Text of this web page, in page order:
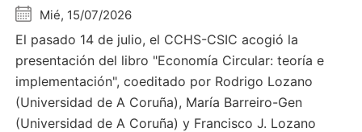
Mié, 15/07/2026
El pasado 14 de julio, el CCHS-CSIC acogió la
presentación del libro "Economía Circular: teoría e
implementación", coeditado por Rodrigo Lozano
(Universidad de A Coruña), María Barreiro-Gen
(Universidad de A Coruña) y Francisco J. Lozano